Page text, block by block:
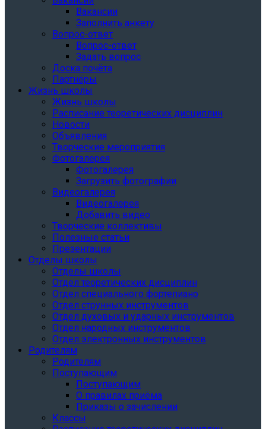
Вакансии
Заполнить анкету
Вопрос-ответ
Вопрос-ответ
Задать вопрос
Доска почёта
Партнёры
Жизнь школы
Жизнь школы
Расписание теоретических дисциплин
Новости
Объявления
Творческие мероприятия
Фотогалерея
Фотогалерея
Загрузить фотографии
Видеогалерея
Видеогалерея
Добавить видео
Творческие коллективы
Полезные статьи
Презентации
Отделы школы
Отделы школы
Отдел теоретических дисциплин
Отдел специального фортепиано
Отдел струнных инструментов
Отдел духовых и ударных инструментов
Отдел народных инструментов
Отдел электронных инструментов
Родителям
Родителям
Поступающим
Поступающим
О правилах приёма
Приказы о зачислении
Классы